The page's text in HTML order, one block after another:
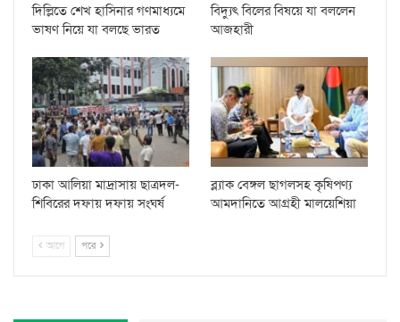
দিল্লিতে শেখ হাসিনার গণমাধ্যমে
ভাষণ নিয়ে যা বলছে ভারত
বিদ্যুৎ বিলের বিষয়ে যা বললেন
আজহারী
ঢাকা আলিয়া মাদ্রাসায় ছাত্রদল-
শিবিরের দফায় দফায় সংঘর্ষ
ব্ল্যাক বেঙ্গল ছাগলসহ কৃষিপণ্য
আমদানিতে আগ্রহী মালয়েশিয়া
আগে পরে